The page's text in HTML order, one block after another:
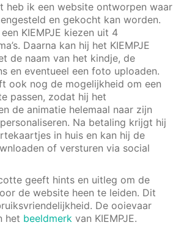
heb ik een website ontworpen waar
en gekocht kan worden.
KIEMPJE kiezen uit 4
Daarna kan hij het KIEMPJE
de naam van het kindje, de
en eventueel een foto uploaden.
ook nog de mogelijkheid om een
passen, zodat hij het
de animatie helemaal naar zijn
Na betaling krijgt hij
in huis en kan hij de
of versturen via social
geeft hints en uitleg om de
de website heen te leiden. Dit
De ooievaar
het beeldmerk van KIEMPJE.